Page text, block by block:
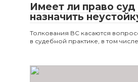
Имеет ли право суд
назначить
Толкования ВС касаются
в судебной практике, в том